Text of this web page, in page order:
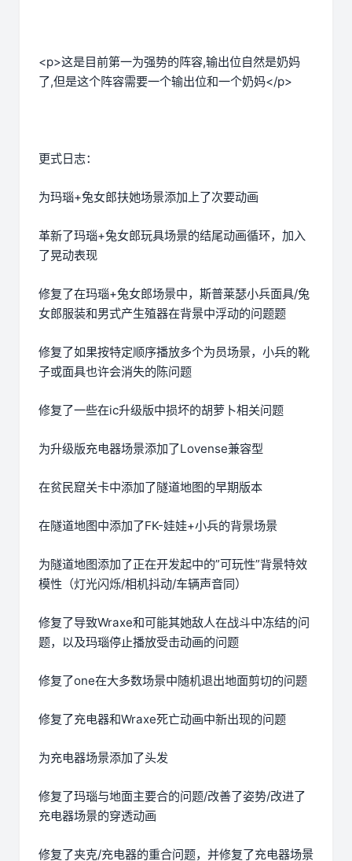
<p>这是目前第一为强势的阵容,输出位自然是奶妈
了,但是这个阵容需要一个输出位和一个奶妈</p>
更式日志：
为玛瑙+兔女郎扶她场景添加上了次要动画
革新了玛瑙+兔女郎玩具场景的结尾动画循环，加入
了晃动表现
修复了在玛瑙+兔女郎场景中，斯普莱瑟小兵面具/兔
女郎服装和男式产生殖器在背景中浮动的问题题
修复了如果按特定顺序播放多个为员场景，小兵的靴
子或面具也许会消失的陈问题
修复了一些在ic升级版中损坏的胡萝卜相关问题
为升级版充电器场景添加了Lovense兼容型
在贫民窟关卡中添加了隧道地图的早期版本
在隧道地图中添加了FK-娃娃+小兵的背景场景
为隧道地图添加了正在开发起中的”可玩性”背景特效
模性（灯光闪烁/相机抖动/车辆声音同）
修复了导致Wraxe和可能其她敌人在战斗中冻结的问
题，以及玛瑙停止播放受击动画的问题
修复了one在大多数场景中随机退出地面剪切的问题
修复了充电器和Wraxe死亡动画中新出现的问题
为充电器场景添加了头发
修复了玛瑙与地面主要合的问题/改善了姿势/改进了
充电器场景的穿透动画
修复了夹克/充电器的重合问题，并修复了充电器场景